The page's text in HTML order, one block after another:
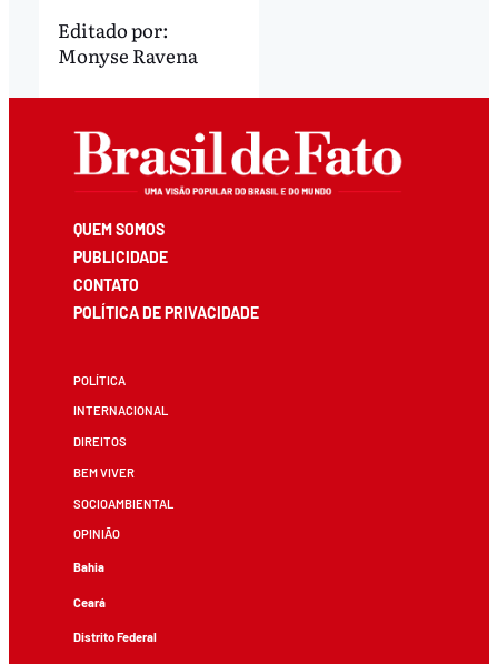
Editado por:
Monyse Ravena
QUEM SOMOS
PUBLICIDADE
CONTATO
POLÍTICA DE PRIVACIDADE
POLÍTICA
INTERNACIONAL
DIREITOS
BEM VIVER
SOCIOAMBIENTAL
OPINIÃO
Bahia
Ceará
Distrito Federal